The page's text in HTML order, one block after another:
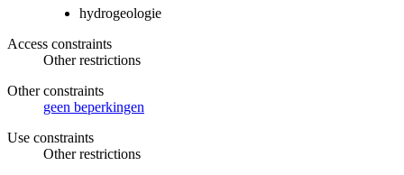
hydrogeologie
Access constraints
Other restrictions
Other constraints
geen beperkingen
Use constraints
Other restrictions